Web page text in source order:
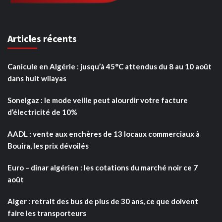
Articles récents
Canicule en Algérie : jusqu’à 45°C attendus du 8 au 10 août
dans huit wilayas
Sonelgaz : le mode veille peut alourdir votre facture
d’électricité de 10%
AADL : vente aux enchères de 13 locaux commerciaux à
Bouira, les prix dévoilés
Euro – dinar algérien : les cotations du marché noir ce 7
août
Alger : retrait des bus de plus de 30 ans, ce que doivent
faire les transporteurs